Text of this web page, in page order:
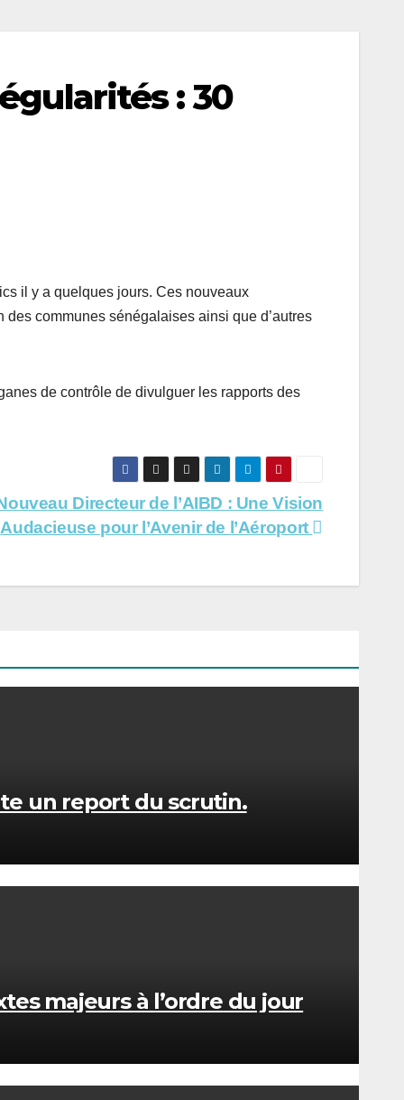
: 30
il y a quelques jours. Ces nouveaux
communes sénégalaises ainsi que d’autres
de contrôle de divulguer les rapports des
Directeur de l’AIBD : Une Vision
Audacieuse pour l’Avenir de l’Aéroport
un report du scrutin.
majeurs à l’ordre du jour